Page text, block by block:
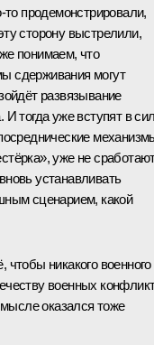
продемонстрировали,
сторону выстрелили,
понимаем, что
сдерживания могут
развязывание
И тогда уже вступят в
уже не
устанавливать
сценарием, какой
никакого военного
военных
оказался тоже